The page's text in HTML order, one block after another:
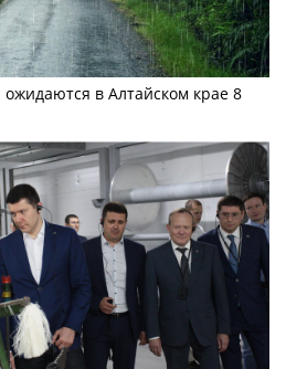
в Алтайском крае 8